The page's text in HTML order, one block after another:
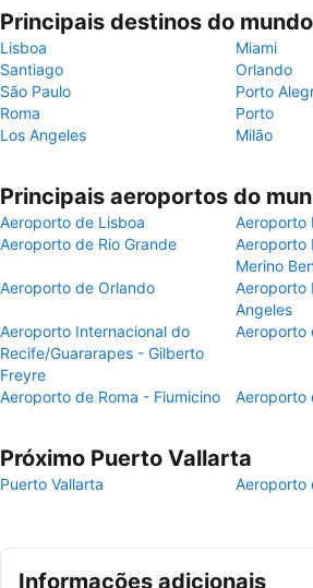
Principais destinos do mundo
Lisboa
Miami
Santiago
Orlando
São Paulo
Porto
Roma
Porto
Los Angeles
Milão
Principais aeroportos do
Aeroporto de Lisboa
Aeroporto
Aeroporto de Rio Grande
Aeroporto
Merino
Aeroporto de Orlando
Aeroporto
Angeles
Aeroporto Internacional do
Recife/Guararapes - Gilberto
Freyre
Aeroporto
Aeroporto de Roma - Fiumicino Aeroporto
Próximo Puerto Vallarta
Puerto Vallarta Aeroporto
Informações adicionais